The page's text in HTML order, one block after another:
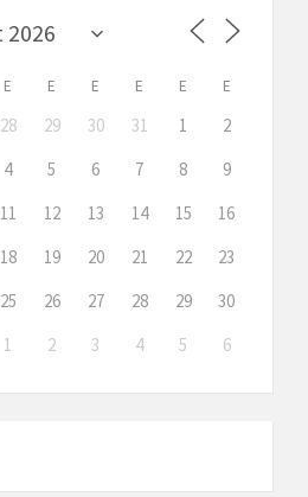
E E E E E E
28 29 30 31 1
2
4 5 6 7 8
9
11 12 13 14 15
16
18 19 20 21 22
23
25 26 27 28 29
30
1 2 3 4 5 6